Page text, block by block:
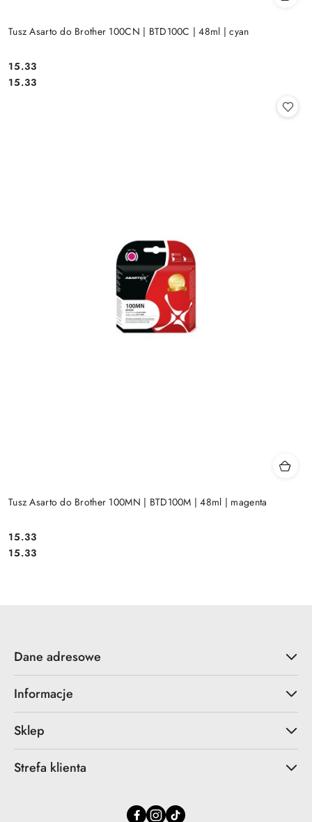
Tusz Asarto do Brother 100CN | BTD100C | 48ml | cyan
Cena:
15.33
Cena:
15.33
Tusz Asarto do Brother 100MN | BTD100M | 48ml | magenta
Cena:
15.33
Cena:
15.33
Dane adresowe
Informacje
Sklep
Strefa klienta